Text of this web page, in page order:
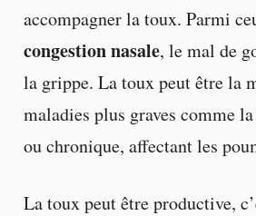
accompagner la toux. Parmi
congestion nasale, le mal de
la grippe. La toux peut être la
maladies plus graves comme
ou chronique, affectant les
La toux peut être productive,